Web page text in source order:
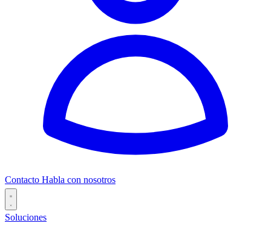
Contacto Habla con nosotros
Soluciones